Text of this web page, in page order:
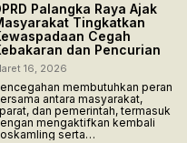
Palangka Raya Ajak
Tingkatkan
Cegah
dan Pencurian
16, 2026
membutuhkan peran
antara masyarakat,
dan pemerintah, termasuk
mengaktifkan kembali
serta…